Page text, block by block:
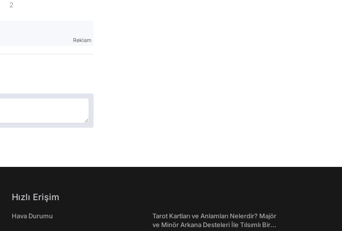
2
Reklam
Hızlı Erişim
Hava Durumu
Tarot Kartları ve Anlamları Nelerdir? Majör
ve Minör Arkana Desteleri İle Tılsımlı Bir